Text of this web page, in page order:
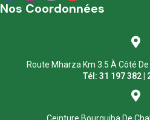
Nos Coordonnées
Route Mharza Km 3.5 À Côté
Tél: 31 197 382 |